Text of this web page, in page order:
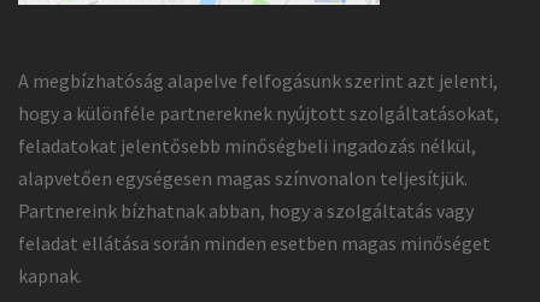
A megbízhatóság alapelve felfogásunk szerint azt jelenti,
hogy a különféle partnereknek nyújtott szolgáltatásokat,
feladatokat jelentősebb minőségbeli ingadozás nélkül,
alapvetően egységesen magas színvonalon teljesítjük.
Partnereink bízhatnak abban, hogy a szolgáltatás vagy
feladat ellátása során minden esetben magas minőséget
kapnak.